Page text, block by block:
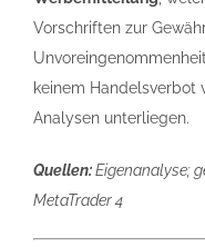
Vorschriften zur
keinem Handelsverbot
Analysen unterliegen.
Quellen:Eigenanalyse;
MetaTrader 4